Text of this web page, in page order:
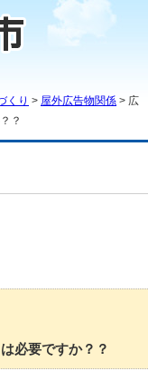
くり > 屋外広告物関係 > 広
？
必要ですか？？